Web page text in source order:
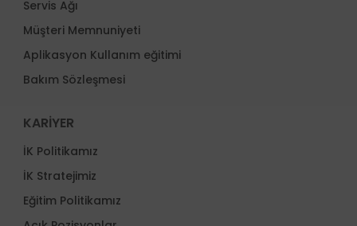
Servis Ağı
Müşteri Memnuniyeti
Aplikasyon Kullanım eğitimi
Bakım Sözleşmesi
KARİYER
İK Politikamız
İK Stratejimiz
Eğitim Politikamız